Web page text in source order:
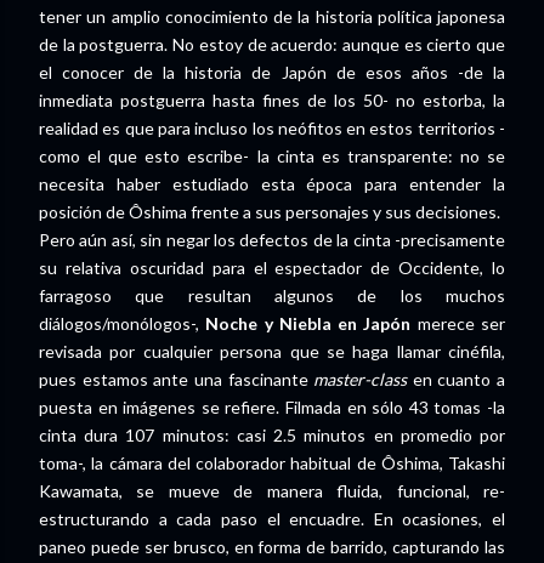
tener un amplio conocimiento de la historia política japonesa
de la postguerra. No estoy de acuerdo: aunque es cierto que
el conocer de la historia de Japón de esos años -de la
inmediata postguerra hasta fines de los 50- no estorba, la
realidad es que para incluso los neófitos en estos territorios -
como el que esto escribe- la cinta es transparente: no se
necesita haber estudiado esta época para entender la
posición de Ôshima frente a sus personajes y sus decisiones.
Pero aún así, sin negar los defectos de la cinta -precisamente
su relativa oscuridad para el espectador de Occidente, lo
farragoso que resultan algunos de los muchos
diálogos/monólogos-, Noche y Niebla en Japón merece ser
revisada por cualquier persona que se haga llamar cinéfila,
pues estamos ante una fascinante master-class en cuanto a
puesta en imágenes se refiere. Filmada en sólo 43 tomas -la
cinta dura 107 minutos: casi 2.5 minutos en promedio por
toma-, la cámara del colaborador habitual de Ôshima, Takashi
Kawamata, se mueve de manera fluida, funcional, re-
estructurando a cada paso el encuadre. En ocasiones, el
paneo puede ser brusco, en forma de barrido, capturando las